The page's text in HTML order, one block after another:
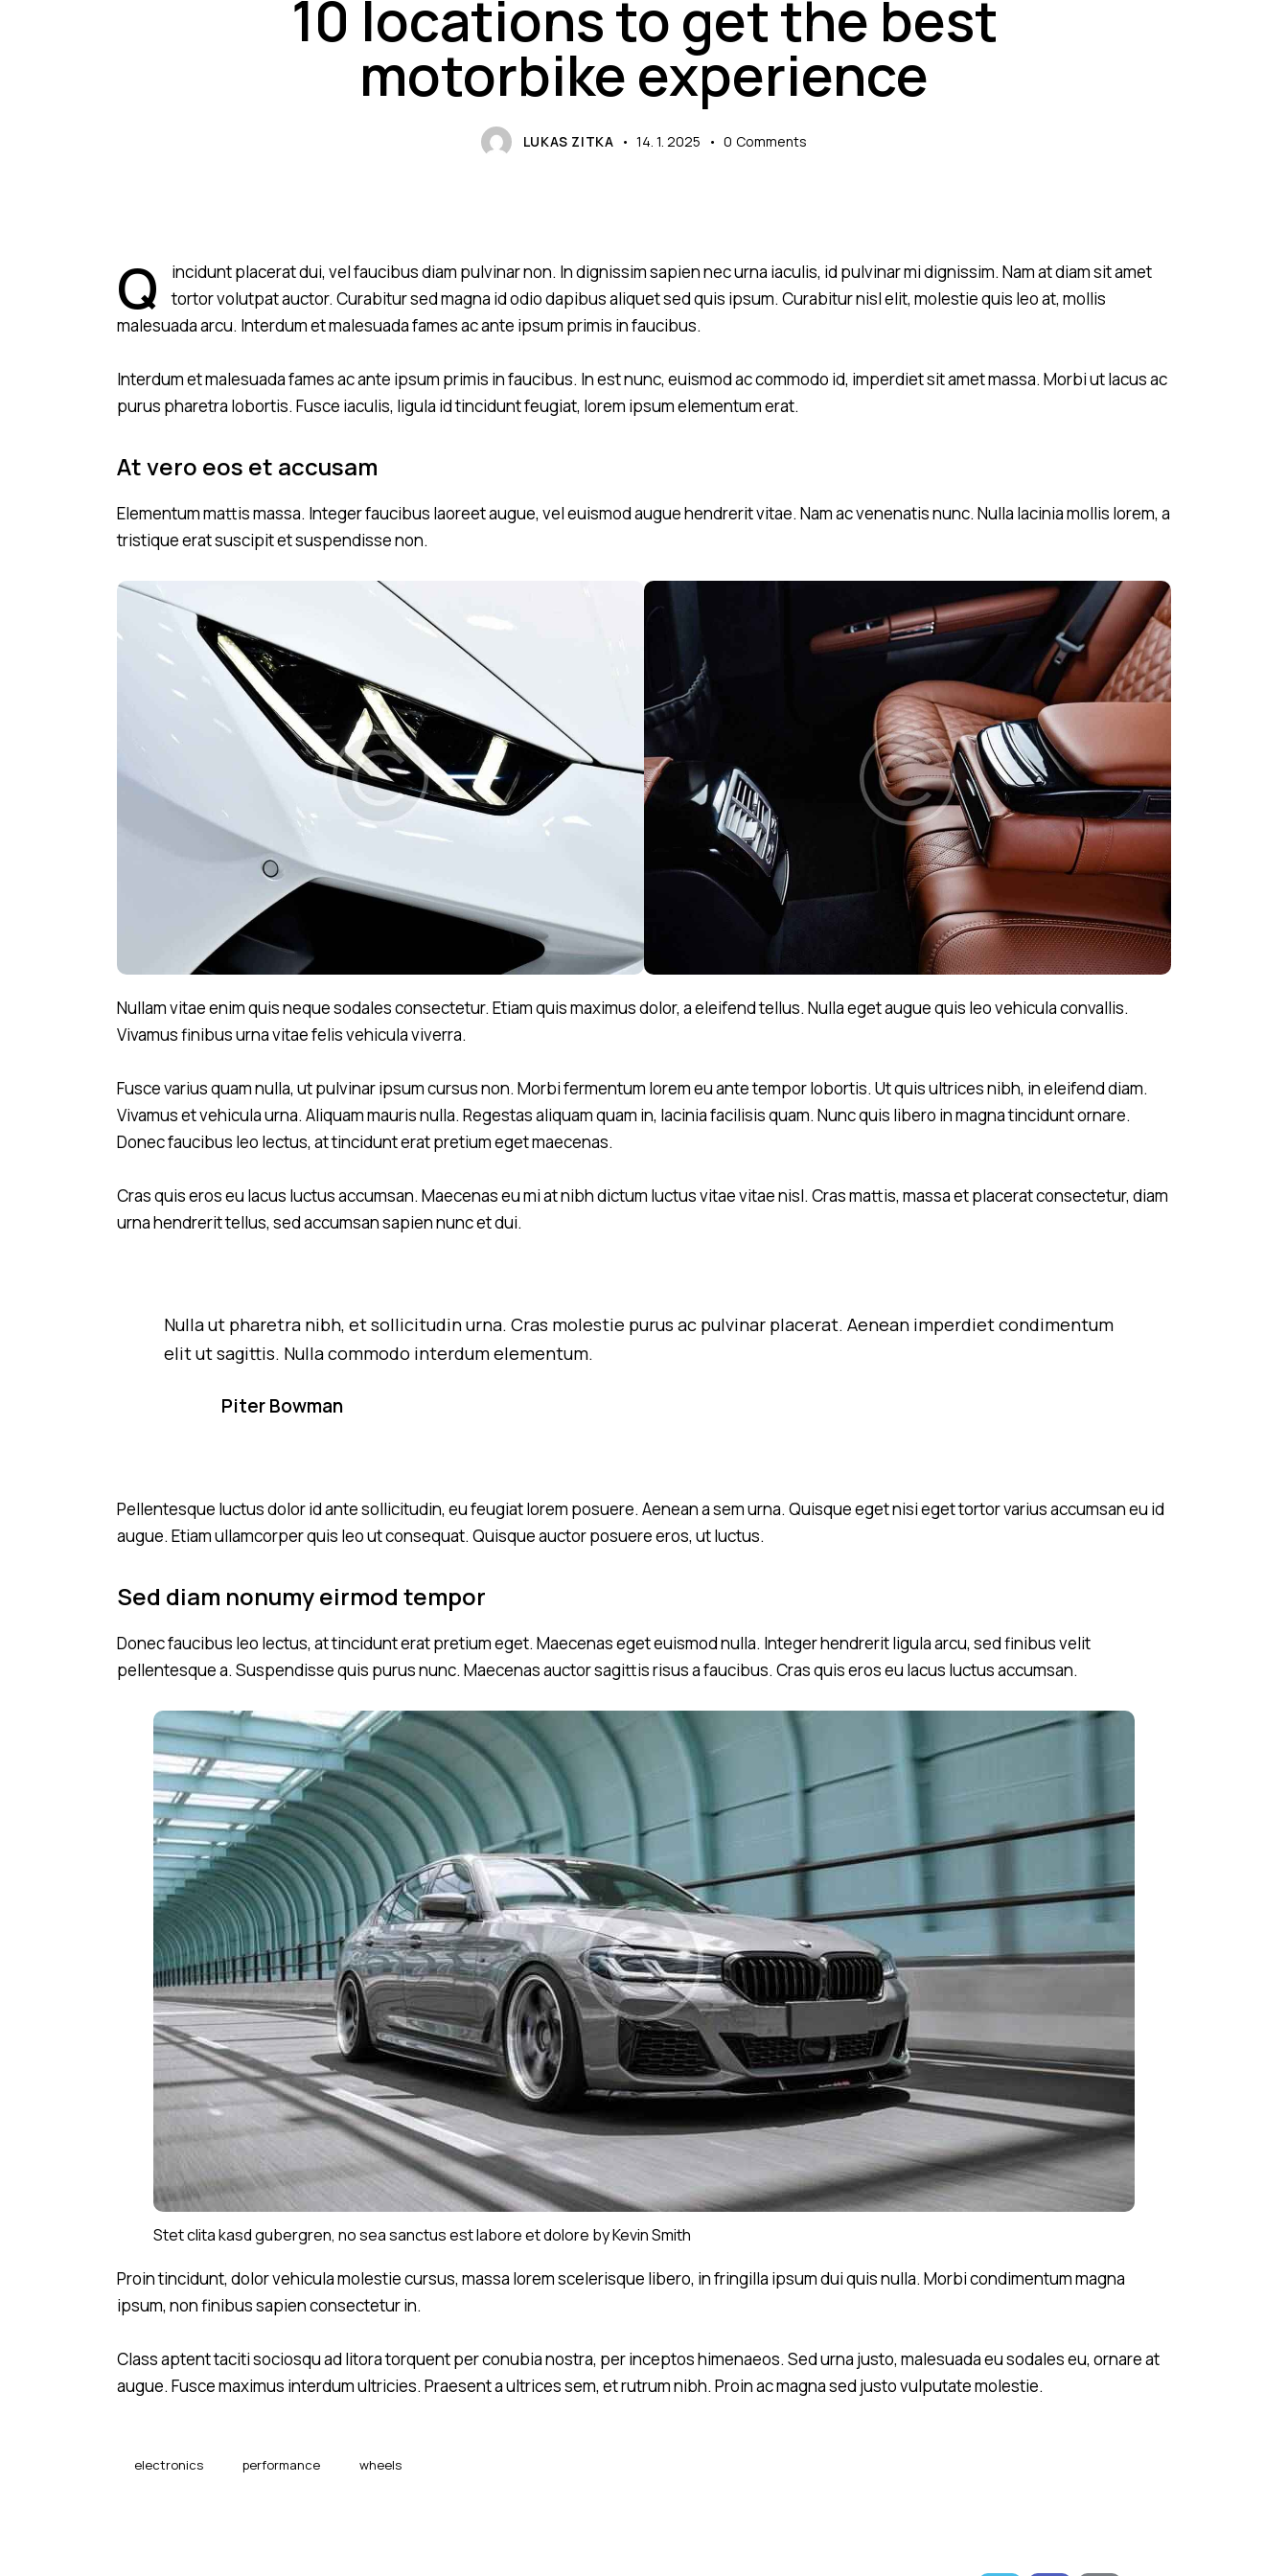
10 locations to get the best
motorbike experience
LUKAS ZITKA 14. 1. 2025 0 Comments
Q
incidunt placerat dui, vel faucibus diam pulvinar non. In dignissim sapien nec urna iaculis, id pulvinar mi dignissim. Nam at diam sit amet
tortor volutpat auctor. Curabitur sed magna id odio dapibus aliquet sed quis ipsum. Curabitur nisl elit, molestie quis leo at, mollis
malesuada arcu. Interdum et malesuada fames ac ante ipsum primis in faucibus.
Interdum et malesuada fames ac ante ipsum primis in faucibus. In est nunc, euismod ac commodo id, imperdiet sit amet massa. Morbi ut lacus ac
purus pharetra lobortis. Fusce iaculis, ligula id tincidunt feugiat, lorem ipsum elementum erat.
At vero eos et accusam
Elementum mattis massa. Integer faucibus laoreet augue, vel euismod augue hendrerit vitae. Nam ac venenatis nunc. Nulla lacinia mollis lorem, a
tristique erat suscipit et suspendisse non.
Nullam vitae enim quis neque sodales consectetur. Etiam quis maximus dolor, a eleifend tellus. Nulla eget augue quis leo vehicula convallis.
Vivamus finibus urna vitae felis vehicula viverra.
Fusce varius quam nulla, ut pulvinar ipsum cursus non. Morbi fermentum lorem eu ante tempor lobortis. Ut quis ultrices nibh, in eleifend diam.
Vivamus et vehicula urna. Aliquam mauris nulla. Regestas aliquam quam in, lacinia facilisis quam. Nunc quis libero in magna tincidunt ornare.
Donec faucibus leo lectus, at tincidunt erat pretium eget maecenas.
Cras quis eros eu lacus luctus accumsan. Maecenas eu mi at nibh dictum luctus vitae vitae nisl. Cras mattis, massa et placerat consectetur, diam
urna hendrerit tellus, sed accumsan sapien nunc et dui.
Nulla ut pharetra nibh, et sollicitudin urna. Cras molestie purus ac pulvinar placerat. Aenean imperdiet condimentum
elit ut sagittis. Nulla commodo interdum elementum.
Piter Bowman
Pellentesque luctus dolor id ante sollicitudin, eu feugiat lorem posuere. Aenean a sem urna. Quisque eget nisi eget tortor varius accumsan eu id
augue. Etiam ullamcorper quis leo ut consequat. Quisque auctor posuere eros, ut luctus.
Sed diam nonumy eirmod tempor
Donec faucibus leo lectus, at tincidunt erat pretium eget. Maecenas eget euismod nulla. Integer hendrerit ligula arcu, sed finibus velit
pellentesque a. Suspendisse quis purus nunc. Maecenas auctor sagittis risus a faucibus. Cras quis eros eu lacus luctus accumsan.
Stet clita kasd gubergren, no sea sanctus est labore et dolore byKevin Smith
Proin tincidunt, dolor vehicula molestie cursus, massa lorem scelerisque libero, in fringilla ipsum dui quis nulla. Morbi condimentum magna
ipsum, non finibus sapien consectetur in.
Class aptent taciti sociosqu ad litora torquent per conubia nostra, per inceptos himenaeos. Sed urna justo, malesuada eu sodales eu, ornare at
augue. Fusce maximus interdum ultricies. Praesent a ultrices sem, et rutrum nibh. Proin ac magna sed justo vulputate molestie.
electronics performance wheels